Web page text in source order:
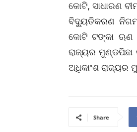
କୋଟି, ସାଧାରଣ
ବିଦ୍ୟୁତିକରଣ ନିଗମ
କୋଟି ଟଙ୍କା ଋଣ
ରାଜ୍ୟର ମୁଣ୍ଡପିଛା
ଅଧିକାଂଶ ରାଜ୍ୟର
Share